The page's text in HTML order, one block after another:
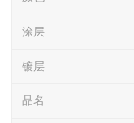
涂层
镀层
品名